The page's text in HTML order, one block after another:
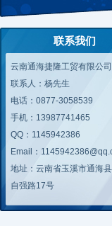
联系我们
云南通海捷隆工贸有限公司
联系人：杨先生
电话：0877-3058539
手机：13987741465
QQ：1145942386
Email：
地址：云南省玉溪市通海
自强路17号